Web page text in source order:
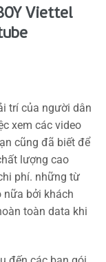
Viettel
trí của người dân
xem các video
cũng đã biết để
lượng cao
phí. những từ
nữa bởi khách
toàn data khi